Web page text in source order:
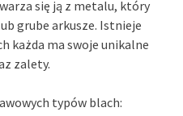
się ją z metalu, który
grube arkusze. Istnieje
każda ma swoje unikalne
zalety.
typów blach: